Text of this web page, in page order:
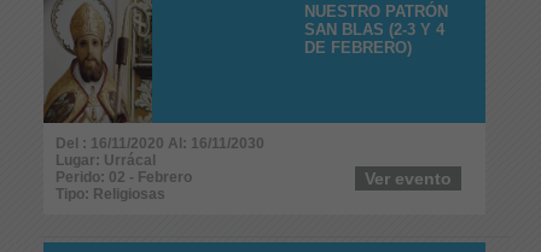
NUESTRO PATRÓN
SAN BLAS (2-3 Y 4
DE FEBRERO)
Del : 16/11/2020 Al: 16/11/2030
Lugar: Urrácal
Perido: 02 - Febrero
Tipo: Religiosas
Ver evento